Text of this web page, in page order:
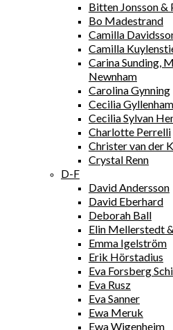
Bitten Jonsson
Bo Madestrand
Camilla
Camilla
Carina Sunding,
Newnham
Carolina Gynning
Cecilia
Cecilia Sylvan
Charlotte Perrelli
Christer van der
Crystal Renn
D-F
David Andersson
David Eberhard
Deborah Ball
Elin Mellerstedt
Emma Igelström
Erik Hörstadius
Eva Forsberg
Eva Rusz
Eva Sanner
Ewa Meruk
Ewa Wigenheim